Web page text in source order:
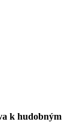
k hudobným